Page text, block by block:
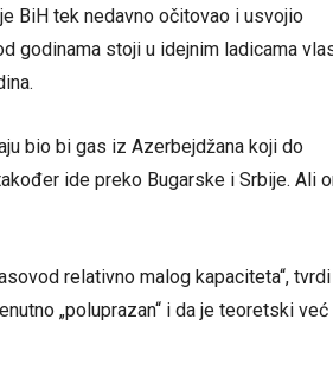
BiH tek nedavno očitovao i usvojio
godinama stoji u idejnim ladicama
bio bi gas iz Azerbejdžana koji do
ide preko Bugarske i Srbije. Ali
relativno malog kapaciteta“, tvrdi
„poluprazan“ i da je teoretski već